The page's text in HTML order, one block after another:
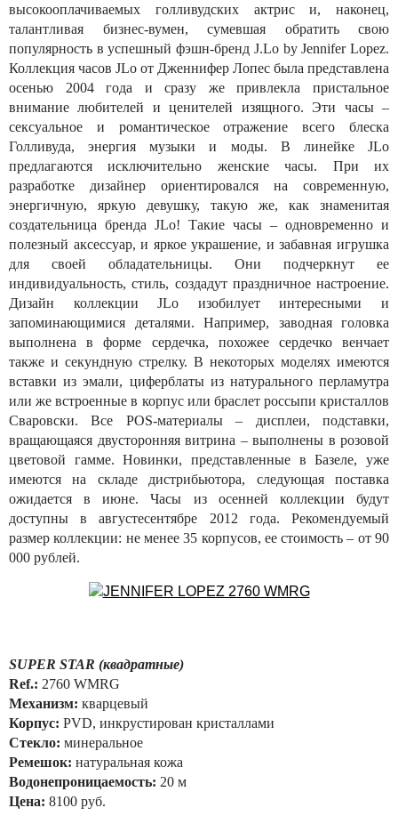
высокооплачиваемых голливудских актрис и, наконец,
талантливая бизнес-вумен, сумевшая обратить свою
популярность в успешный фэшн-бренд J.Lo by Jennifer Lopez.
Коллекция часов JLo от Дженнифер Лопес была представлена
осенью 2004 года и сразу же привлекла пристальное
внимание любителей и ценителей изящного. Эти часы –
сексуальное и романтическое отражение всего блеска
Голливуда, энергия музыки и моды. В линейке JLо
предлагаются исключительно женские часы. При их
разработке дизайнер ориентировался на современную,
энергичную, яркую девушку, такую же, как знаменитая
создательница бренда JLо! Такие часы – одновременно и
полезный аксессуар, и яркое украшение, и забавная игрушка
для своей обладательницы. Они подчеркнут ее
индивидуальность, стиль, создадут праздничное настроение.
Дизайн коллекции JLо изобилует интересными и
запоминающимися деталями. Например, заводная головка
выполнена в форме сердечка, похожее сердечко венчает
также и секундную стрелку. В некоторых моделях имеются
вставки из эмали, циферблаты из натурального перламутра
или же встроенные в корпус или браслет россыпи кристаллов
Сваровски. Все POS-материалы – дисплеи, подставки,
вращающаяся двусторонняя витрина – выполнены в розовой
цветовой гамме. Новинки, представленные в Базеле, уже
имеются на складе дистрибьютора, следующая поставка
ожидается в июне. Часы из осенней коллекции будут
доступны в августесентябре 2012 года. Рекомендуемый
размер коллекции: не менее 35 корпусов, ее стоимость – от 90
000 рублей.
SUPER STAR (квадратные)
Ref.: 2760 WMRG
Механизм: кварцевый
Корпус: PVD, инкрустирован кристаллами
Стекло: минеральное
Ремешок: натуральная кожа
Водонепроницаемость: 20 м
Цена: 8100 руб.